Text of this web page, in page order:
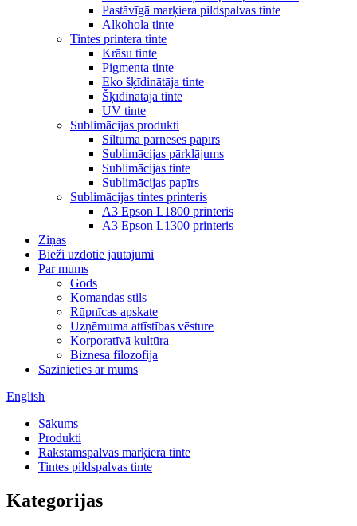
Pastāvīgā marķiera pildspalvas tinte
Alkohola tinte
Tintes printera tinte
Krāsu tinte
Pigmenta tinte
Eko šķīdinātāja tinte
Šķīdinātāja tinte
UV tinte
Sublimācijas produkti
Siltuma pārneses papīrs
Sublimācijas pārklājums
Sublimācijas tinte
Sublimācijas papīrs
Sublimācijas tintes printeris
A3 Epson L1800 printeris
A3 Epson L1300 printeris
Ziņas
Bieži uzdotie jautājumi
Par mums
Gods
Komandas stils
Rūpnīcas apskate
Uzņēmuma attīstības vēsture
Korporatīvā kultūra
Biznesa filozofija
Sazinieties ar mums
English
Sākums
Produkti
Rakstāmspalvas marķiera tinte
Tintes pildspalvas tinte
Kategorijas